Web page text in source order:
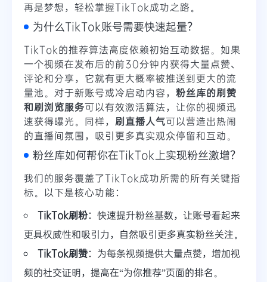
再是梦想，轻松掌握TikTok成功之路。
为什么TikTok账号需要快速起量？
TikTok的推荐算法高度依赖初始互动数据。如果
一个视频在发布后的前30分钟内获得大量点赞、
评论和分享，它就有更大概率被推送到更大的流
量池。对于新账号或冷启动内容， 粉丝库的刷赞
和刷浏览服务可以有效激活算法，让你的视频迅
速获得曝光。同样， 刷直播人气可以营造出热闹
的直播间氛围，吸引更多真实观众停留和互动。
粉丝库如何帮你在TikTok上实现粉丝激增？
我们的服务覆盖了TikTok成功所需的所有关键指
标。以下是核心功能：
TikTok刷粉：快速提升粉丝基数，让账号看起来
更具权威性和吸引力，自然吸引更多真实粉丝关注。
TikTok刷赞：为每条视频提供大量点赞，增加视
频的社交证明，提高在“为你推荐”页面的排名。